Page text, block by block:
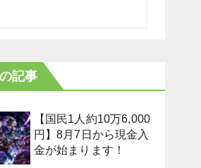
記事
【国民1人約10万6,000
円】8月7日から現金入
金が始まります！